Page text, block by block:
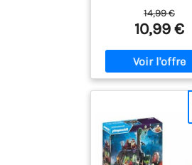
14,99 €
10,99 €